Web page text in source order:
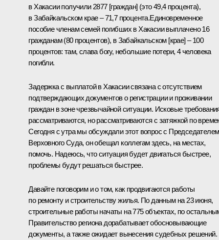
в Хакасии получили 2877 [граждан] (это 49,4 процента),
в Забайкальском крае – 71,7 процента.Единовременное
пособие членам семей погибших в Хакасии выплачено 16
гражданам (80 процентов), в Забайкальском [крае] – 100
процентов: там, слава богу, небольшие потери, 4 человека
погибли.
Задержка с выплатой в Хакасии связана с отсутствием
подтверждающих документов о регистрации и проживании
граждан в зоне чрезвычайной ситуации. Исковые
рассматриваются, но рассматриваются с затяжкой по
Сегодня с утра мы обсуждали этот вопрос с Председателем
Верховного Суда, он обещал коллегам здесь, на местах,
помочь. Надеюсь, что ситуация будет двигаться быстрее,
проблемы будут решаться быстрее.
Давайте поговорим и о том, как продвигаются работы
по ремонту и строительству жилья. По данным на 23 июня,
строительные работы начаты на 775 объектах, по
Правительство региона дорабатывает обосновывающие
документы, а также ожидает вынесения судебных решений.